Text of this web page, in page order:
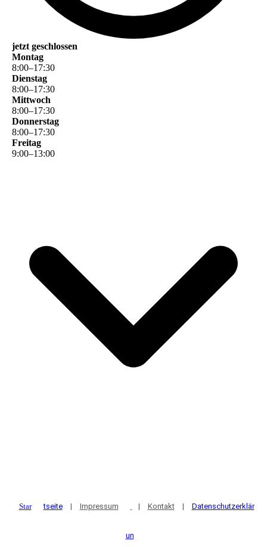
jetzt geschlossen
Montag
8:00–17:30
Dienstag
8:00–17:30
Mittwoch
8:00–17:30
Donnerstag
8:00–17:30
Freitag
9:00–13:00
Star tseite | Impressum | Kontakt | Datenschutzerklär
un